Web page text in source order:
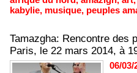
kabylie, musique, peuples
Tamazgha: Rencontre des
Paris, le 22 mars 2014, à
06/03/